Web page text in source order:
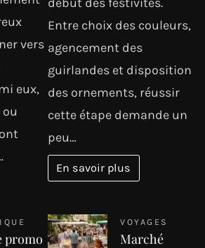
vers
eux,
Entre choix des couleurs,
agencement des
guirlandes et disposition
des ornements, réussir
cette étape demande un
peu…
En savoir plus
promo
VOYAGES
Marché